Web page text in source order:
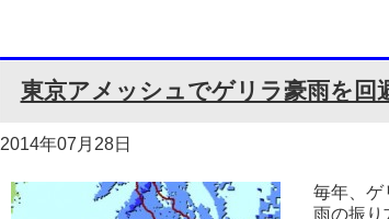
東京アメッシュでゲリラ豪雨を回
2014年07月28日
毎年、ゲ
雨の振り